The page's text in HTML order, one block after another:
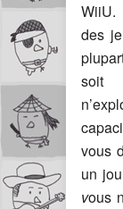
WiiU.
des
soit
vous
un
vous